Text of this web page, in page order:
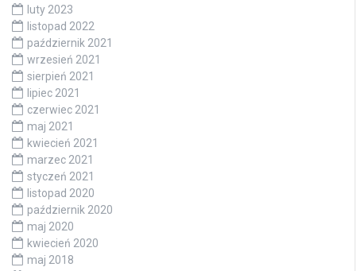
luty 2023
listopad 2022
październik 2021
wrzesień 2021
sierpień 2021
lipiec 2021
czerwiec 2021
maj 2021
kwiecień 2021
marzec 2021
styczeń 2021
listopad 2020
październik 2020
maj 2020
kwiecień 2020
maj 2018